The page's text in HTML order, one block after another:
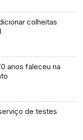
colheitas
anos faleceu na
de testes